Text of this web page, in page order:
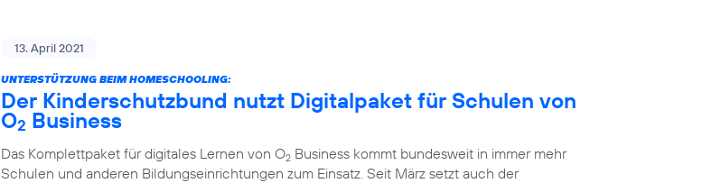
13. April 2021
UNTERSTÜTZUNG BEIM HOMESCHOOLING:
Der Kinderschutzbund nutzt Digitalpaket für Schulen von
O2 Business
Das Komplettpaket für digitales Lernen von O2 Business kommt bundesweit in immer mehr
Schulen und anderen Bildungseinrichtungen zum Einsatz. Seit März setzt auch der